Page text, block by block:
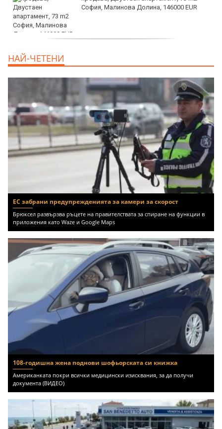
София, Малинова Долина, 146000 EUR
НАЙ-ЧЕТЕНИ
ЕС забрани предупрежденията за камери за скорост
Брюксел развързва ръцете на правителствата за спиране на функции в
приложения като Waze и Google Maps
108-годишна жена поднови шофьорската си книжка
Американката покри всички медицински изисквания, за да получи
документа (ВИДЕО)